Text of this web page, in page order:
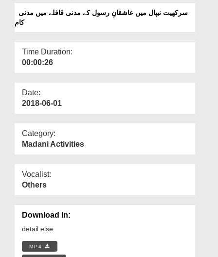
More
Ashiqan e Rasool Kay
Madani Qafilay Main
کام
Time Duration:
00:00:26
Date:
2018-06-01
Category:
Madani Activities
Vocalist:
Others
Download In:
detail else
MP4